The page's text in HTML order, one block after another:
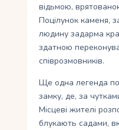
відьмою,
Поцілунок каменя,
людину задарма
здатною
співрозмовників.
Ще одна легенда
замку, де, за
Місцеві жителі
блукають садами,